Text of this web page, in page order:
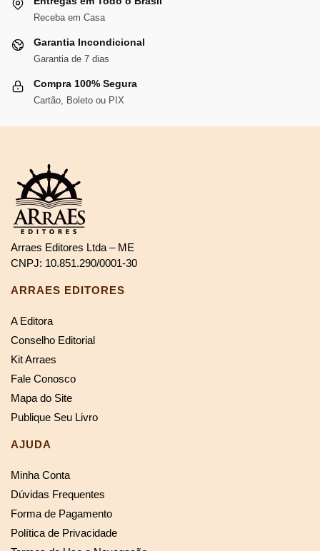
Receba em Casa
Garantia Incondicional
Garantia de 7 dias
Compra 100% Segura
Cartão, Boleto ou PIX
Arraes Editores Ltda – ME
CNPJ: 10.851.290/0001-30
ARRAES EDITORES
A Editora
Conselho Editorial
Kit Arraes
Fale Conosco
Mapa do Site
Publique Seu Livro
AJUDA
Minha Conta
Dúvidas Frequentes
Forma de Pagamento
Política de Privacidade